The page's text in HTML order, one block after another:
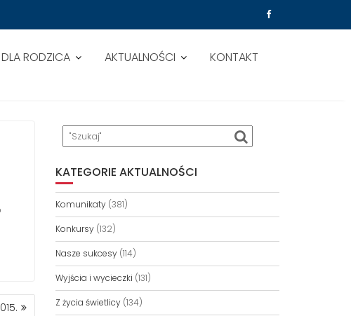
DLA RODZICA AKTUALNOŚCI KONTAKT
KATEGORIE AKTUALNOŚCI
Komunikaty(381)
Konkursy(132)
Nasze sukcesy(114)
Wyjścia i wycieczki (131)
Z życia świetlicy(134)